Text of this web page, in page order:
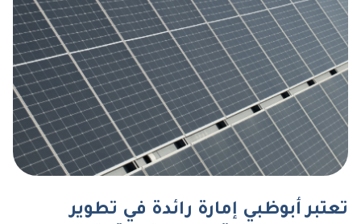
تعتبر أبوظبي إمارة رائدة في تطوير